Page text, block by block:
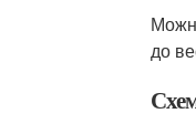
до